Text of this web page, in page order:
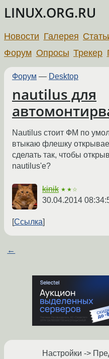
LINUX.ORG.RU
Новости Галерея
Форум Опросы Трекер
Форум — Desktop
nautilus для
Nautilus стоит ФМ по
втыкаю флешку
сделать так, чтобы
nautilus'е?
kinik ★★☆
30.04.2014
Ссылка
←
Настройки ->